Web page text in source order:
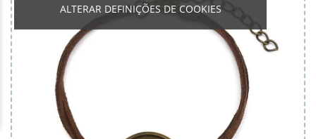
ALTERAR DEFINIÇÕES DE COOKIES